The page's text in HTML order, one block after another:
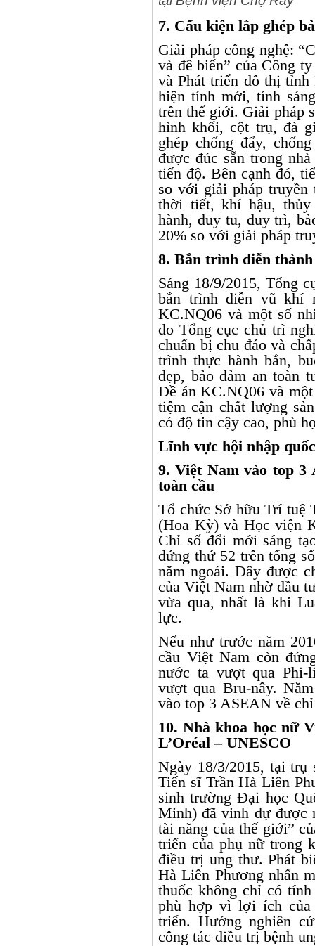
7. Cấu kiện lắp ghép
Giải pháp công nghệ:
và đê biển” của Công
và Phát triển đô thị
hiện tính mới, tính
trên thế giới. Giải pháp
hình khối, cột trụ, đà
ghép chống đẩy,
được đúc sẵn trong
tiến độ. Bên cạnh đó,
so với giải pháp
thời tiết, khí hậu, thủy
hành, duy tu, duy trì,
20% so với giải pháp
8. Bắn trình diễn
Sáng 18/9/2015, Tổng
bắn trình diễn vũ khí
KC.NQ06 và một số
do Tổng cục chủ trì
chuẩn bị chu đáo và
trình thực hành bắn,
đẹp, bảo đảm an toàn
Đề án KC.NQ06 và
tiệm cận chất lượng
có độ tin cậy cao, phù
Lĩnh vực hội nhập
9. Việt Nam vào top 3
toàn cầu
Tổ chức Sở hữu Trí
(Hoa Kỳ) và Học viện
Chỉ số đổi mới sáng
đứng thứ 52 trên tổng
năm ngoái. Đây được
của Việt Nam nhờ đầu
vừa qua, nhất là khi
lực.
Nếu như trước năm
cầu Việt Nam còn
nước ta vượt qua Phi-
vượt qua Bru-nây.
vào top 3 ASEAN về
10. Nhà khoa học nữ
L’Oréal – UNESCO
Ngày 18/3/2015, tại trụ
Tiến sĩ Trần Hà Liên
sinh trường Đại học
Minh) đã vinh dự được
tài năng của thế giới”
triển của phụ nữ trong
điều trị ung thư. Phát
Hà Liên Phương nhấn
thuốc không chỉ có
phù hợp vì lợi ích của
triển. Hướng nghiên
công tác điều trị bệnh